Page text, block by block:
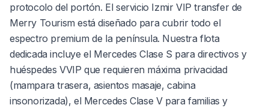
protocolo del portón. El servicio Izmir VIP transfer de
Merry Tourism está diseñado para cubrir todo el
espectro premium de la península. Nuestra flota
dedicada incluye el Mercedes Clase S para directivos y
huéspedes VVIP que requieren máxima privacidad
(mampara trasera, asientos masaje, cabina
insonorizada), el Mercedes Clase V para familias y